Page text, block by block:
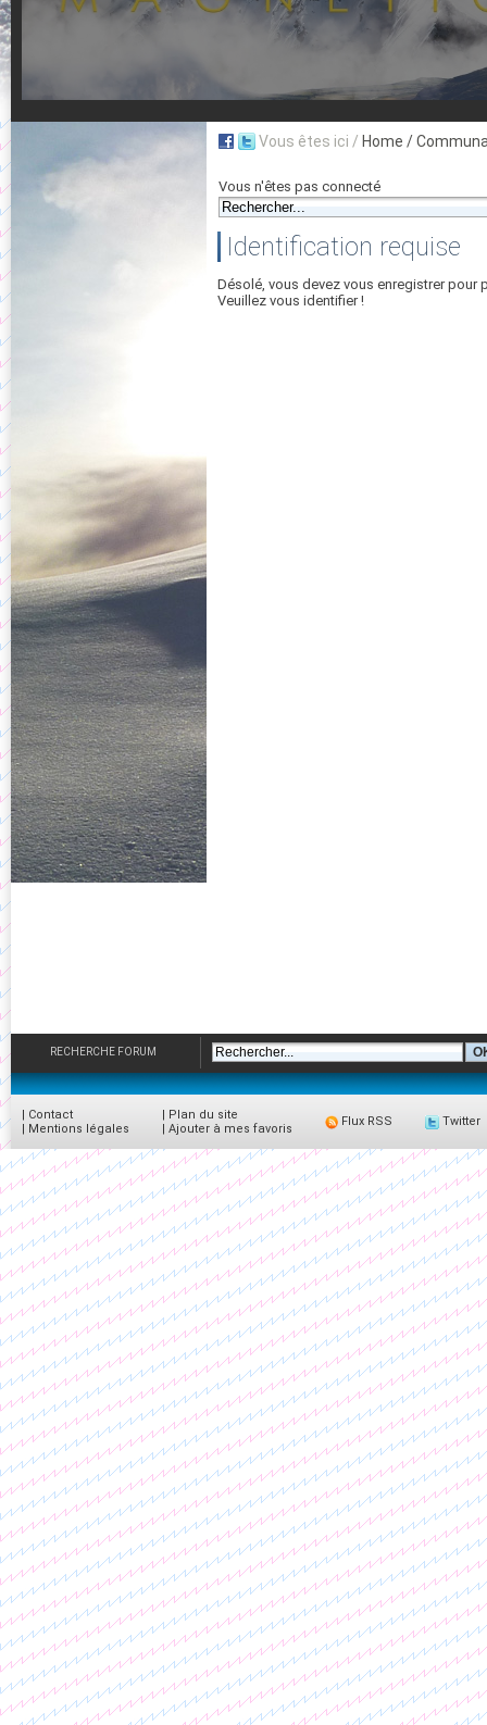
Vous êtes ici / Home /
Vous n'êtes pas connecté
Identification requise
Désolé, vous devez vous enregistrer pour
Veuillez vous identifier !
RECHERCHE FORUM
| Contact
| Mentions légales
| Plan du site
| Ajouter à mes favoris
Flux RSS Twitter